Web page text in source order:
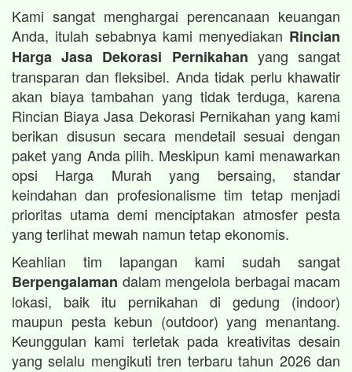
Kami sangat menghargai perencanaan keuangan
Anda, itulah sebabnya kami menyediakan Rincian
Harga Jasa Dekorasi Pernikahan yang sangat
transparan dan fleksibel. Anda tidak perlu khawatir
akan biaya tambahan yang tidak terduga, karena
Rincian Biaya Jasa Dekorasi Pernikahan yang kami
berikan disusun secara mendetail sesuai dengan
paket yang Anda pilih. Meskipun kami menawarkan
opsi Harga Murah yang bersaing, standar
keindahan dan profesionalisme tim tetap menjadi
prioritas utama demi menciptakan atmosfer pesta
yang terlihat mewah namun tetap ekonomis.
Keahlian tim lapangan kami sudah sangat
Berpengalaman dalam mengelola berbagai macam
lokasi, baik itu pernikahan di gedung (indoor)
maupun pesta kebun (outdoor) yang menantang.
Keunggulan kami terletak pada kreativitas desain
yang selalu mengikuti tren terbaru tahun 2026 dan